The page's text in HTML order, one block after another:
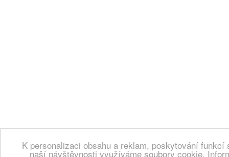
K personalizaci obsahu a reklam, poskytování
naší návštěvnosti využíváme soubory cookie.